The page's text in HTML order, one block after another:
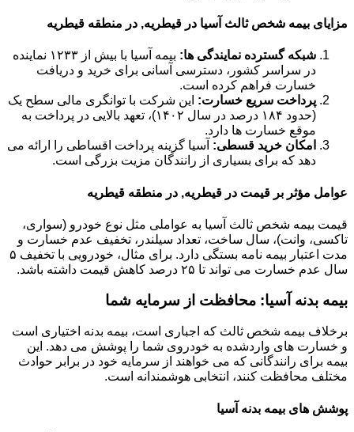
مزایای بیمه شخص ثالث آسیا در قیطریه, در منطقه قیطریه
شبکه گسترده نمایندگی ها:
بیمه آسیا با بیش از ۱۲۳۳ نماینده
در سراسر کشور، دسترسی آسانی برای خرید و دریافت
خسارت فراهم کرده است.
پرداخت سریع خسارت: این شرکت با توانگری مالی سطح یک
(حدود ۱۸۴ درصد در سال ۱۴۰۲)، تعهد بالایی در پرداخت به
موقع خسارت ها دارد.
امکان خرید قسطی: آسیا گزینه پرداخت اقساطی را ارائه می
دهد که برای بسیاری از رانندگان مزیت بزرگی است.
عوامل مؤثر بر قیمت در قیطریه, در منطقه قیطریه
قیمت بیمه شخص ثالث آسیا به عواملی مثل نوع خودرو (سواری،
تاکسی، وانت)، سال ساخت، تعداد سیلندر، تخفیف عدم خسارت و
مدت اعتبار بیمه نامه بستگی دارد. برای مثال، خودرویی با تخفیف ۵
سال عدم خسارت می تواند تا ۲۵ درصد کاهش قیمت داشته باشد.
بیمه بدنه آسیا: محافظت از سرمایه شما
برخلاف بیمه شخص ثالث که اجباری است، بیمه بدنه اختیاری است
و خسارت های واردشده به خودروی شما را پوشش می دهد. این
بیمه برای رانندگانی که می خواهند از سرمایه خود در برابر حوادث
مختلف محافظت کنند، انتخابی هوشمندانه است.
پوشش های بیمه بدنه آسیا